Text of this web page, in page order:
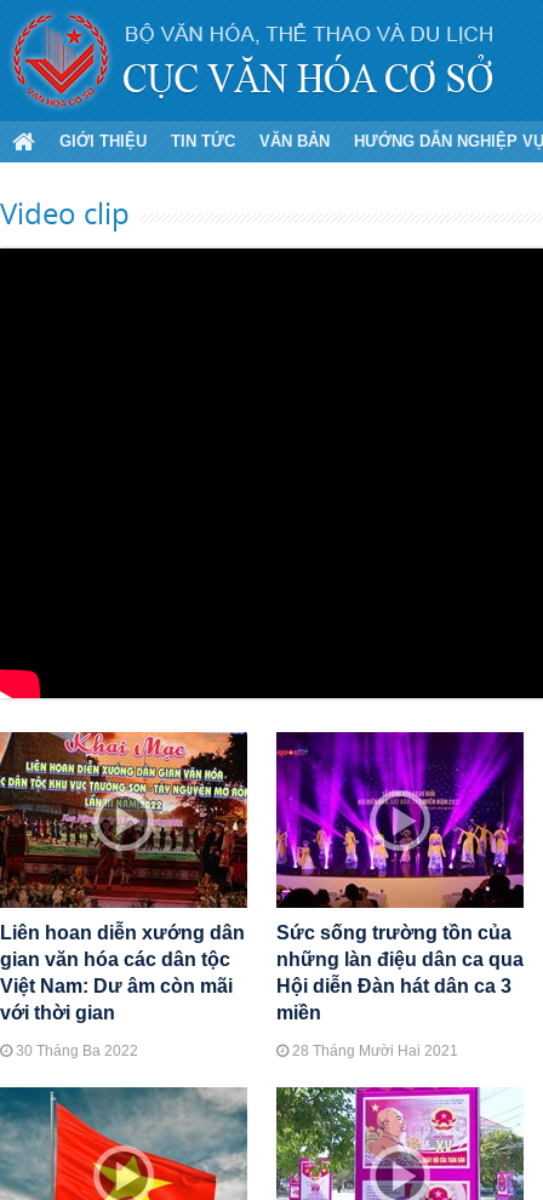
GIỚI THIỆU TIN TỨC VĂN BẢN HƯỚNG DẪN NGHIỆP VỤ
Video clip
Liên hoan diễn xướng dân
gian văn hóa các dân tộc
Việt Nam: Dư âm còn mãi
với thời gian
30 Tháng Ba 2022
Sức sống trường tồn của
những làn điệu dân ca qua
Hội diễn Đàn hát dân ca 3
miền
28 Tháng Mười Hai 2021